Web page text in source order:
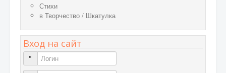
Стихи
в Творчество / Шкатулка
Вход на сайт
Логин